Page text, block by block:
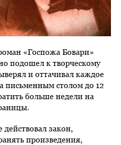
«Госпожа Бовари»
подошел к творческому
и оттачивал каждое
письменным столом до 12
больше недели на
закон,
произведения,